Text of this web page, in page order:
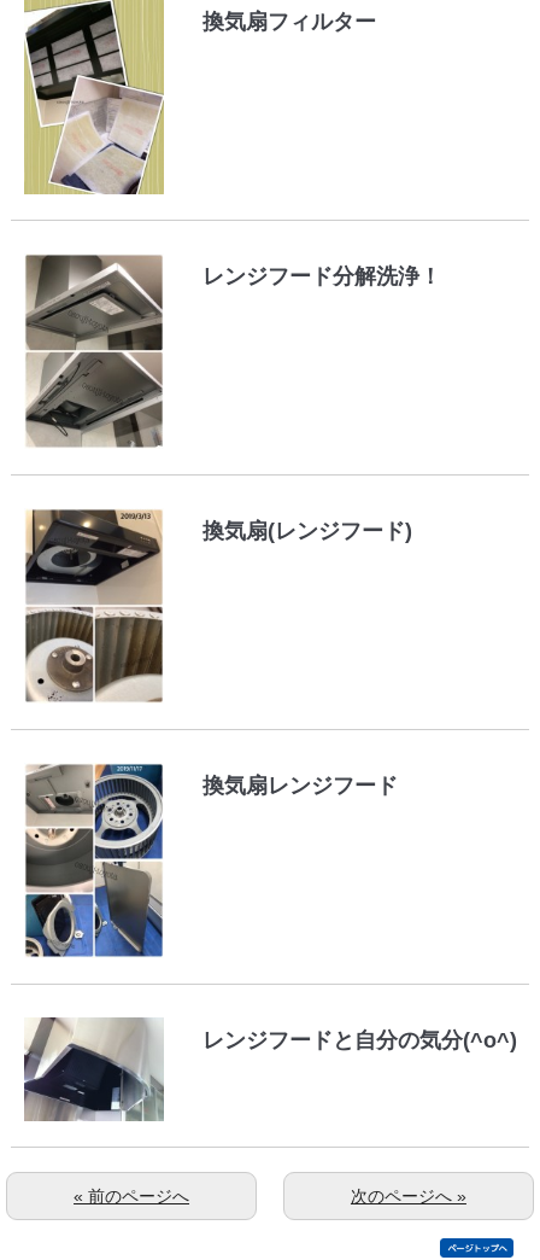
換気扇フィルター
レンジフード分解洗浄！
換気扇(レンジフード)
換気扇レンジフード
レンジフードと自分の気分(^o^)
次のページへ »
« 前のページへ